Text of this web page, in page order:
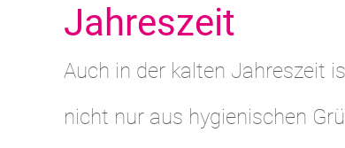
Jahreszeit
Auch in der kalten Jahreszeit
nicht nur aus hygienischen